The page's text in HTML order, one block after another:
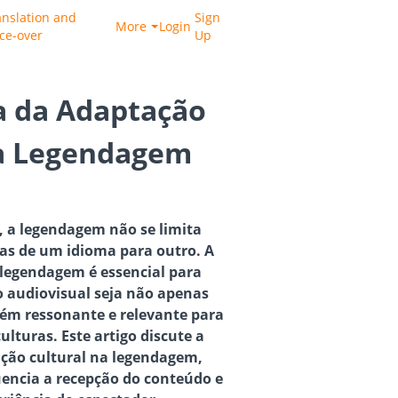
and
over
More Login
Sign
Up
Adaptação
a legendagem não se limita
de um idioma para outro. A
é essencial para
seja não apenas
ressonante e relevante para
Este artigo discute a
cultural na legendagem,
a recepção do conteúdo e